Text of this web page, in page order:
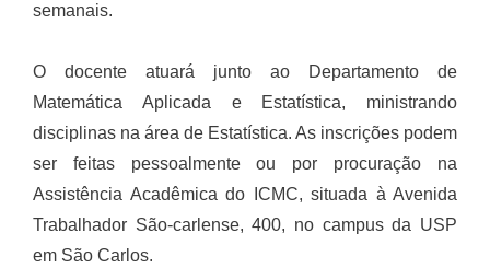
semanais.
O docente atuará junto ao Departamento de
Matemática Aplicada e Estatística, ministrando
disciplinas na área de Estatística. As inscrições podem
ser feitas pessoalmente ou por procuração na
Assistência Acadêmica do ICMC, situada à Avenida
Trabalhador São-carlense, 400, no campus da USP
em São Carlos.